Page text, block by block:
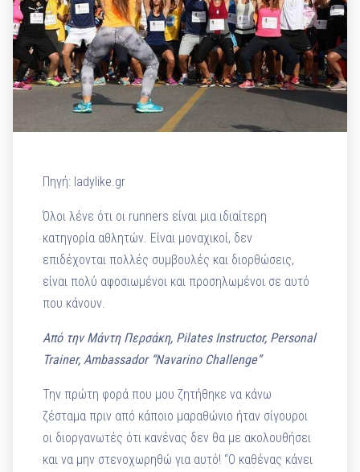
Πηγή: ladylike.gr
Όλοι λένε ότι οι runners είναι μια ιδιαίτερη
κατηγορία αθλητών. Είναι μοναχικοί, δεν
επιδέχονται πολλές συμβουλές και διορθώσεις,
είναι πολύ αφοσιωμένοι και προσηλωμένοι σε αυτό
που κάνουν.
Aπό την Μάντη Περσάκη, Pilates Instructor, Personal
Trainer, Ambassador “Navarino Challenge”
Την πρώτη φορά που μου ζητήθηκε να κάνω
ζέσταμα πριν από κάποιο μαραθώνιο ήταν σίγουροι
οι διοργανωτές ότι κανένας δεν θα με ακολουθήσει
και να μην στενοχωρηθώ για αυτό! “Ο καθένας κάνει